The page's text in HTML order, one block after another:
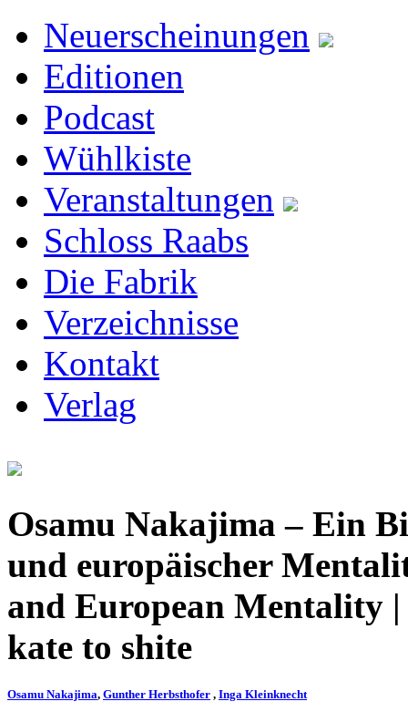
Neuerscheinungen
Editionen
Podcast
Wühlkiste
Veranstaltungen
Schloss Raabs
Die Fabrik
Verzeichnisse
Kontakt
Verlag
Osamu Nakajima – Ein
und europäischer
and European Mentality
kate to shite
Osamu Nakajima, Gunther Herbsthofer , Inga Kleinknecht